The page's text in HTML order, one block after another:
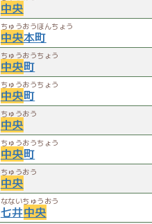
中央
ちゅうおうほんちょう
中央本町
ちゅうおうちょう
中央町
ちゅうおうちょう
中央町
ちゅうおう
中央
ちゅうおうちょう
中央町
ちゅうおう
中央
なないちゅうおう
七井中央